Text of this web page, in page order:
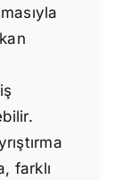
farklı